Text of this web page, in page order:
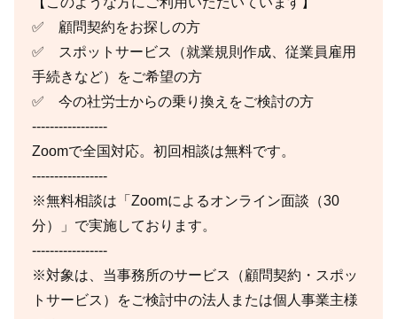
✅ 顧問契約をお探しの方
✅ スポットサービス（就業規則作成、従業員雇用
手続きなど）をご希望の方
✅ 今の社労士からの乗り換えをご検討の方
-----------------
Zoomで全国対応。初回相談は無料です。
-----------------
※無料相談は「Zoomによるオンライン面談（30
分）」で実施しております。
-----------------
※対象は、当事務所のサービス（顧問契約・スポッ
トサービス）をご検討中の法人または個人事業主様